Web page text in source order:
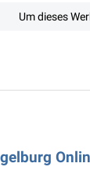
Um dieses